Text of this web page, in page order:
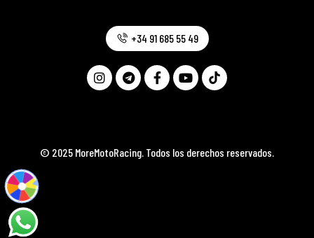
© 2025 MoreMotoRacing. Todos los derechos reservados.
+34 91 685 55 49